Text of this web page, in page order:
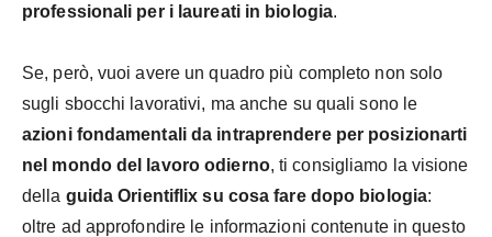
professionali per i laureati in biologia.
Se, però, vuoi avere un quadro più completo non solo
sugli sbocchi lavorativi, ma anche su quali sono le
azioni fondamentali da intraprendere per posizionarti
nel mondo del lavoro odierno, ti consigliamo la visione
della guida Orientiflix su cosa fare dopo biologia:
oltre ad approfondire le informazioni contenute in questo